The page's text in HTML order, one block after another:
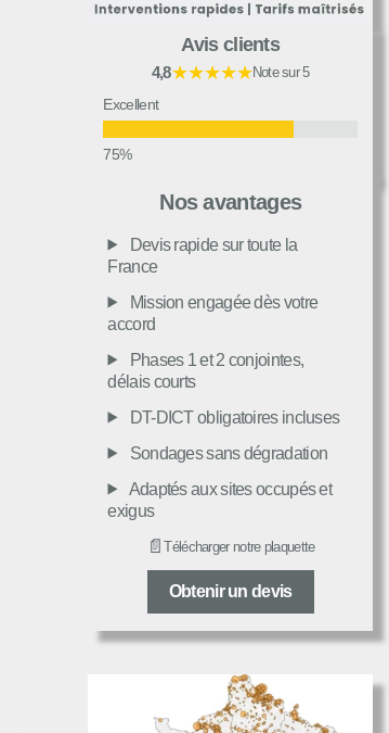
Avis clients
4,8★★★★★Note sur 5
Excellent
Moyen
Passable
Nos avantages
Devis rapide sur toute la
France
Mission engagée dès votre
accord
Phases 1 et 2 conjointes,
délais courts
DT-DICT obligatoires incluses
Sondages sans dégradation
Adaptés aux sites occupés et
exigus
📄Télécharger notre plaquette
Obtenir un devis